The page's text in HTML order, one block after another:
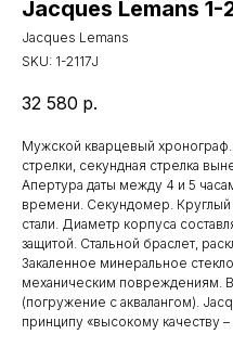
Jacques Lemans 1-
Jacques Lemans
SKU: 1-2117J
32 580 р.
Мужской кварцевый
стрелки, секундная стрелка
Апертура даты между 4 и 5
времени. Секундомер.
стали. Диаметр корпуса
защитой. Стальной браслет,
Закаленное минеральное
механическим повреждениям.
(погружение с аквалангом).
принципу «высокому качеству –